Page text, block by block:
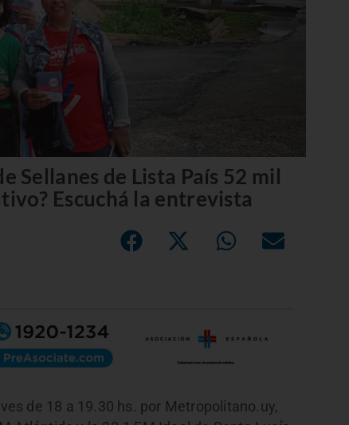
Sellanes de Lista País 52 mil
Escuchá la entrevista
de 18 a 19.30 hs. por Metropolitano.uy,